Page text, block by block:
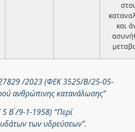
και
/2023 (ΦΕΚ 3525/Β/25-05-
ανθρώπινης κατανάλωσης”
Β ́/9-1-1958) “Περί
των υδρεύσεων”.